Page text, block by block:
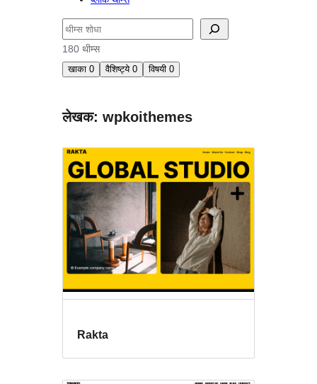
शोधा
180 थीम्स
खाका 0 वैशिष्ट्ये 0 विषयी 0
लेखक: wpkoithemes
Rakta